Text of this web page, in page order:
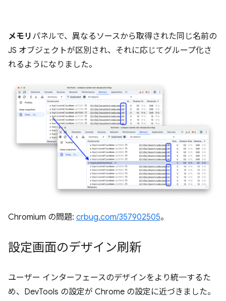
メモリ パネルで、異なるソースから取得された同じ名前の
JS オブジェクトが区別され、それに応じてグループ化さ
れるようになりました。
Chromium の問題: crbug.com/357902505。
設定画面のデザイン刷新
ユーザー インターフェースのデザインをより統一するた
め、DevTools の設定が Chrome の設定に近づきました。